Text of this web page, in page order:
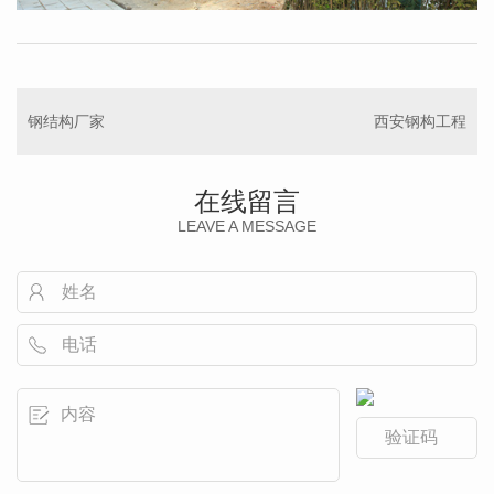
钢结构厂家 西安钢构工程
在线留言
LEAVE A MESSAGE